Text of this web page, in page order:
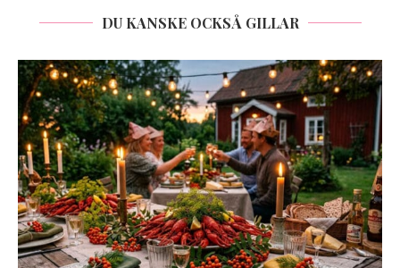
DU KANSKE OCKSÅ GILLAR